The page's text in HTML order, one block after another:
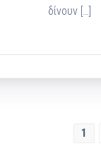
δίνουν […]
1